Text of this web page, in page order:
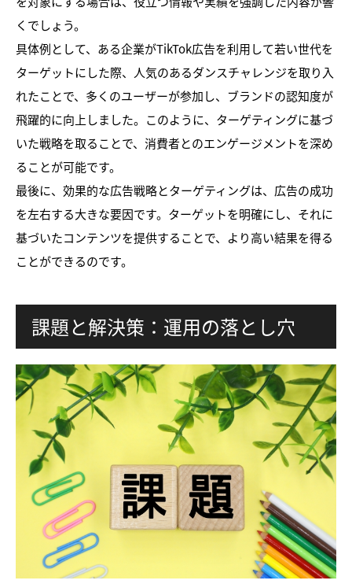
くでしょう。
具体例として、ある企業がTikTok広告を利用して若い世代を
ターゲットにした際、人気のあるダンスチャレンジを取り入
れたことで、多くのユーザーが参加し、ブランドの認知度が
飛躍的に向上しました。このように、ターゲティングに基づ
いた戦略を取ることで、消費者とのエンゲージメントを深め
ることが可能です。
最後に、効果的な広告戦略とターゲティングは、広告の成功
を左右する大きな要因です。ターゲットを明確にし、それに
基づいたコンテンツを提供することで、より高い結果を得る
ことができるのです。
課題と解決策：運用の落とし穴